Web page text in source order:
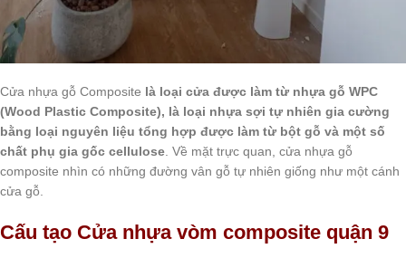
Cửa nhựa gỗ Composite là loại cửa được làm từ nhựa gỗ WPC
(Wood Plastic Composite), là loại nhựa sợi tự nhiên gia cường
bằng loại nguyên liệu tổng hợp được làm từ bột gỗ và một số
chất phụ gia gốc cellulose . Về mặt trực quan, cửa nhựa gỗ
composite nhìn có những đường vân gỗ tự nhiên giống như một cánh
cửa gỗ.
Cấu tạo Cửa nhựa vòm composite quận 9